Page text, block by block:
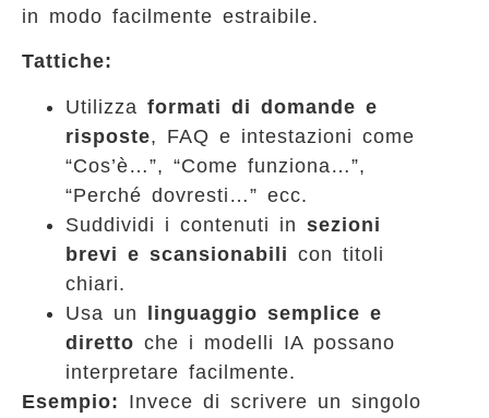
in modo facilmente estraibile.
Tattiche:
Utilizza formati di domande e
risposte, FAQ e intestazioni come
“Cos’è…”, “Come funziona…”,
“Perché dovresti…” ecc.
Suddividi i contenuti in sezioni
brevi e scansionabili con titoli
chiari.
Usa un linguaggio semplice e
diretto che i modelli IA possano
interpretare facilmente.
Esempio: Invece di scrivere un singolo